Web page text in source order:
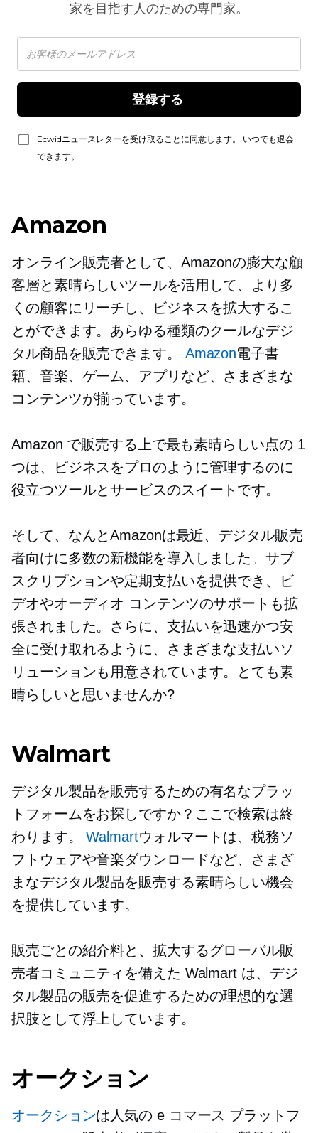
家を目指す人のための専門家。
Ecwidニュースレターを受け取ることに同意します。 いつでも退会
できます。
Amazon
オンライン販売者として、Amazonの膨大な顧
客層と素晴らしいツールを活用して、より多
くの顧客にリーチし、ビジネスを拡大するこ
とができます。あらゆる種類のクールなデジ
タル商品を販売できます。 Amazon電子書
籍、音楽、ゲーム、アプリなど、さまざまな
コンテンツが揃っています。
Amazon で販売する上で最も素晴らしい点の 1
つは、ビジネスをプロのように管理するのに
役立つツールとサービスのスイートです。
そして、なんとAmazonは最近、デジタル販売
者向けに多数の新機能を導入しました。サブ
スクリプションや定期支払いを提供でき、ビ
デオやオーディオ コンテンツのサポートも拡
張されました。さらに、支払いを迅速かつ安
全に受け取れるように、さまざまな支払いソ
リューションも用意されています。とても素
晴らしいと思いませんか?
Walmart
デジタル製品を販売するための有名なプラッ
トフォームをお探しですか？ここで検索は終
わります。Walmartウォルマートは、税務ソ
フトウェアや音楽ダウンロードなど、さまざ
まなデジタル製品を販売する素晴らしい機会
を提供しています。
販売ごとの紹介料と、拡大するグローバル販
売者コミュニティを備えた Walmart は、デジ
タル製品の販売を促進するための理想的な選
択肢として浮上しています。
オークション
オークションは人気の e コマース プラットフ